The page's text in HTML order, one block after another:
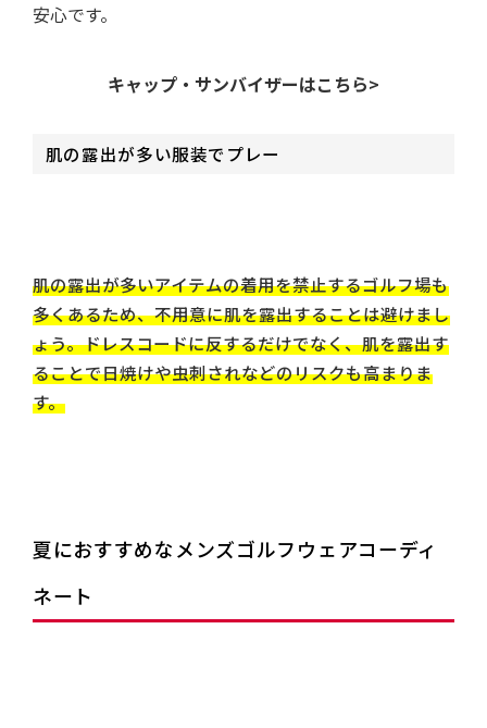
安心です。
キャップ・サンバイザーはこちら>
肌の露出が多い服装でプレー
肌の露出が多いアイテムの着用を禁止するゴルフ場も
多くあるため、不用意に肌を露出することは避けまし
ょう。ドレスコードに反するだけでなく、肌を露出す
ることで日焼けや虫刺されなどのリスクも高まりま
す。
夏におすすめなメンズゴルフウェアコーディ
ネート